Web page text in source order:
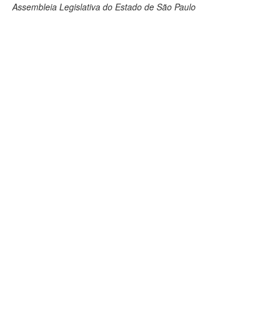
Assembleia Legislativa do Estado de São Paulo